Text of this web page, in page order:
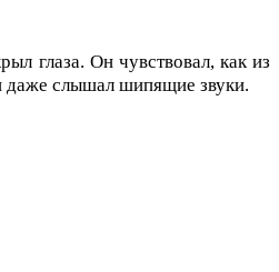
глаза. Он чувствовал, как из
даже слышал шипящие звуки.